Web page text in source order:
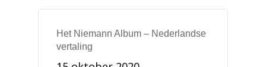
Het Niemann Album – Nederlandse
vertaling